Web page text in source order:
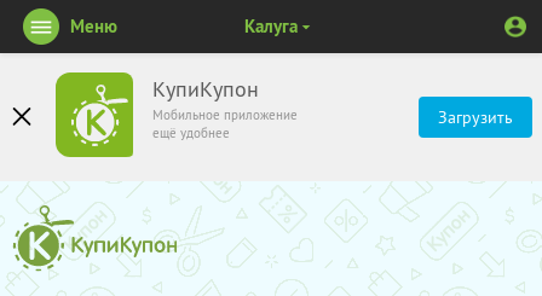
КупиКупон
Мобильное приложение
ещё удобнее
Загрузить
Меню Калуга